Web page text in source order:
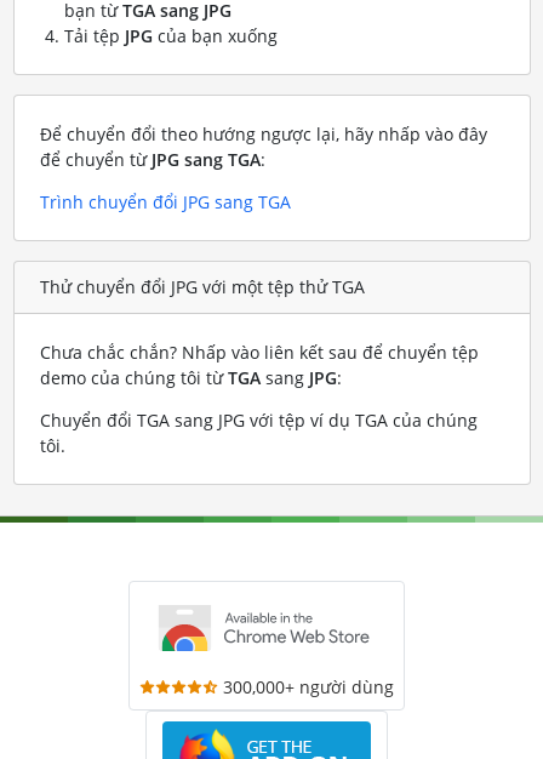
bạn từTGA sang JPG
Tải tệp JPG của bạn xuống
Để chuyển đổi theo hướng ngược lại, hãy nhấp vào đây
để chuyển từ JPG sang TGA:
Trình chuyển đổi JPG sang TGA
Thử chuyển đổi JPG với một tệp thử TGA
Chưa chắc chắn? Nhấp vào liên kết sau để chuyển tệp
demo của chúng tôi từTGAsang JPG:
Chuyển đổi TGA sang JPG với tệp ví dụ TGA của chúng
tôi.
300,000+ người dùng